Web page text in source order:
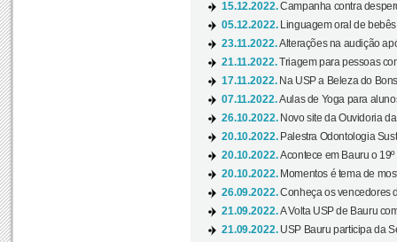
15.12.2022.Campanha contra
05.12.2022.
Linguagem oral de
23.11.2022.Alterações na audição
21.11.2022.Triagem para pessoas
17.11.2022. Na USP a Beleza do
07.11.2022.Aulas de Yoga para
26.10.2022. Novo site da Ouvidoria
20.10.2022. Palestra Odontologia
20.10.2022.Acontece em Bauru o 19º
20.10.2022. Momentos é tema de
26.09.2022.Conheça os vencedores
21.09.2022.A Volta USP de Bauru
21.09.2022. USP Bauru participa da